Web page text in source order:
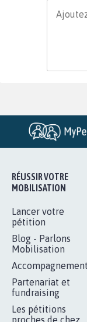
RÉUSSIR VOTRE
MOBILISATION
Lancer votre
pétition
Blog - Parlons
Mobilisation
Accompagnement
Partenariat et
fundraising
Les pétitions
proches de chez